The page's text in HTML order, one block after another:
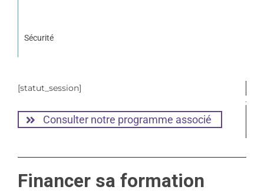
Sécurité
[statut_session]
Consulter notre programme associé
Financer sa formation